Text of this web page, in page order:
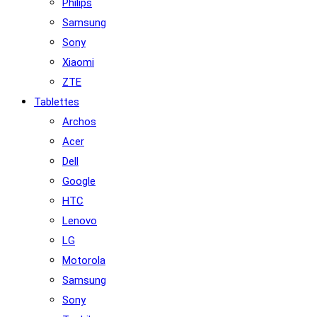
Philips
Samsung
Sony
Xiaomi
ZTE
Tablettes
Archos
Acer
Dell
Google
HTC
Lenovo
LG
Motorola
Samsung
Sony